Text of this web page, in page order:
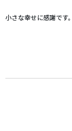
小さな幸せに感謝です。